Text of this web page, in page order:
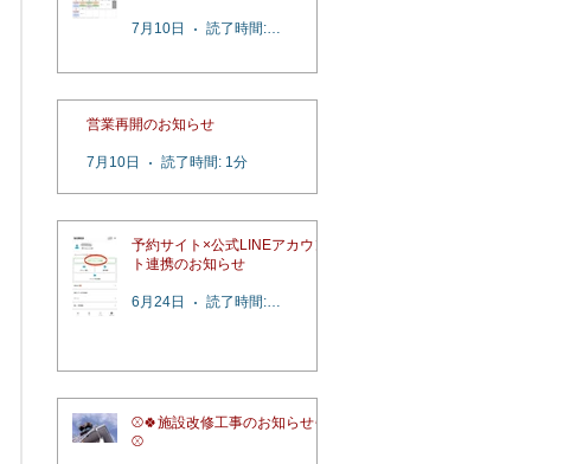
7月10日 読了時間: 2分
営業再開のお知らせ
7月10日 読了時間: 1分
予約サイト×公式LINEアカウン
ト連携のお知らせ
6月24日 読了時間: 1分
⚾️🍀施設改修工事のお知らせ🍀
⚾️